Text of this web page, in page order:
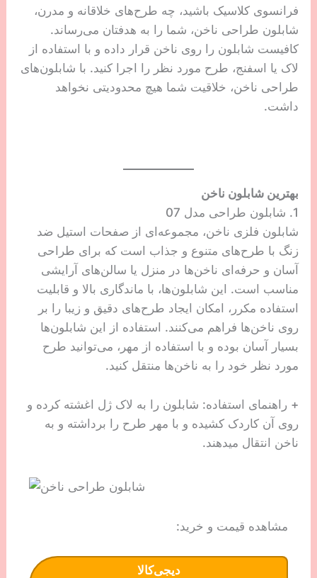
فرانسوی کلاسیک باشید، چه طرح‌های خلاقانه و مدرن،
شابلون طراحی ناخن، شما را به هدفتان می‌رساند.
کافیست شابلون را روی ناخن قرار داده و با استفاده از
لاک یا اسفنج، طرح مورد نظر را اجرا کنید. با شابلون‌های
طراحی ناخن، خلاقیت شما هیچ محدودیتی نخواهد
داشت.
بهترین شابلون ناخن
1. شابلون طراحی مدل 07
شابلون فلزی ناخن، مجموعه‌ای از صفحات استیل ضد
زنگ با طرح‌های متنوع و جذاب است که برای طراحی
آسان و حرفه‌ای ناخن‌ها در منزل یا سالن‌های آرایشی
مناسب است. این شابلون‌ها، با ماندگاری بالا و قابلیت
استفاده مکرر، امکان ایجاد طرح‌های دقیق و زیبا را بر
روی ناخن‌ها فراهم می‌کنند. استفاده از این شابلون‌ها
بسیار آسان بوده و با استفاده از مهر، می‌توانید طرح
مورد نظر خود را به ناخن‌ها منتقل کنید.
+ راهنمای استفاده: شابلون را به لاک ژل اغشته کرده و
روی آن کاردک کشیده و با مهر طرح را برداشته و به
ناخن انتقال میدهند.
مشاهده قیمت و خرید:
دیجی‌کالا